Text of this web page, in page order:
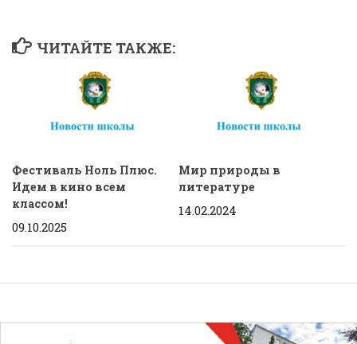
ЧИТАЙТЕ ТАКЖЕ:
Фестиваль Ноль Плюс.
Идем в кино всем
классом!
09.10.2025
Мир природы в
литературе
14.02.2024